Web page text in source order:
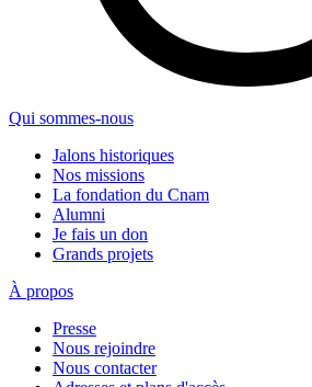
Qui sommes-nous
Jalons historiques
Nos missions
La fondation du Cnam
Alumni
Je fais un don
Grands projets
À propos
Presse
Nous rejoindre
Nous contacter